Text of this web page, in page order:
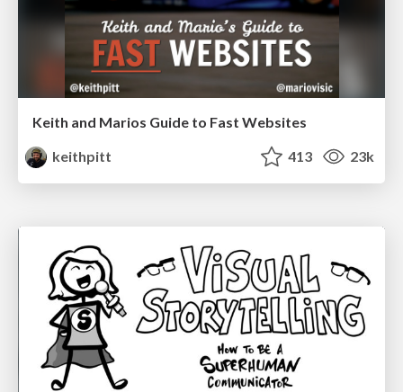
Keith and Marios Guide to Fast Websites
keithpitt
413 23k